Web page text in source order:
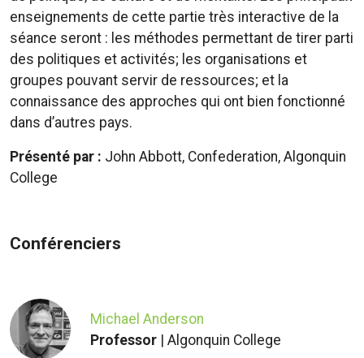
enseignements de cette partie très interactive de la
séance seront : les méthodes permettant de tirer parti
des politiques et activités; les organisations et
groupes pouvant servir de ressources; et la
connaissance des approches qui ont bien fonctionné
dans d’autres pays.
Présenté par : John Abbott, Confederation, Algonquin
College
Conférenciers
Michael Anderson
Professor | Algonquin College